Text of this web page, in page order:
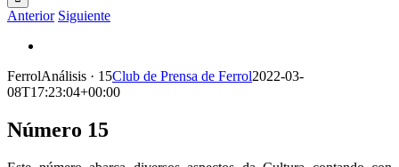
Anterior Siguiente
más
grande
FerrolAnálisis · 15Club de Prensa de Ferrol2022-03-
08T17:23:04+00:00
Número 15